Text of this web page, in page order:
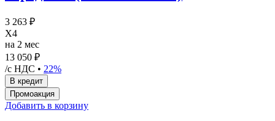
3 263 ₽
X4
на 2 мес
13 050 ₽
/с НДС • 22%
Добавить в корзину